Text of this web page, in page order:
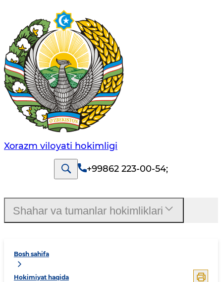
Xorazm vilоyati hоkimligi
+99862 223-00-54;
Bosh sahifa
Hokimiyat haqida
Shahar va tumanlar hokimliklari